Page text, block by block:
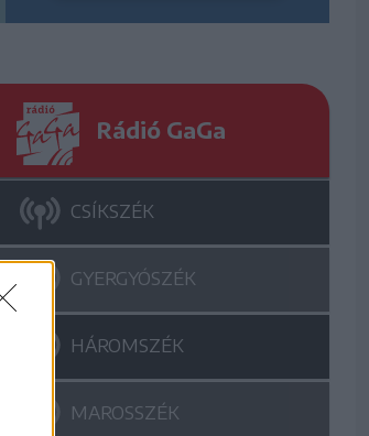
Rádió GaGa
CSÍKSZÉK
GYERGYÓSZÉK
HÁROMSZÉK
MAROSSZÉK